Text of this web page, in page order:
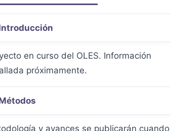
en curso del OLES. Información
próximamente.
y avances se publicarán cuando